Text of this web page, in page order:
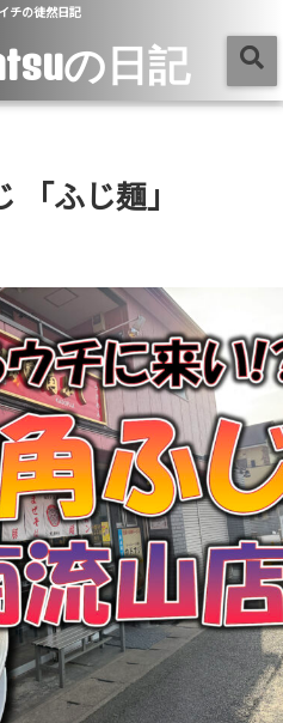
チの徒然日記
の日記
「ふじ麺」